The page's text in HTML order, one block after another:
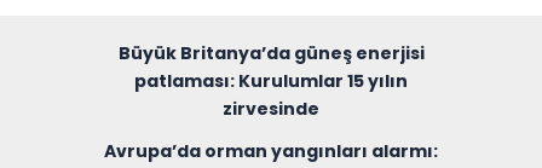
Büyük Britanya’da güneş enerjisi
patlaması: Kurulumlar 15 yılın
zirvesinde
Avrupa’da orman yangınları alarmı: